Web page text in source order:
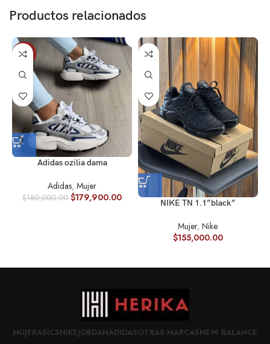
Productos relacionados
SALE
Adidas ozilia dama
Adidas, Mujer
$180,000.00 $179,900.00 NIKE TN 1.1”black”
Mujer,Nike
$155,000.00
MUJERASICSNIKEJORDANADIDASOTRAS MARCASNEW BALANCE